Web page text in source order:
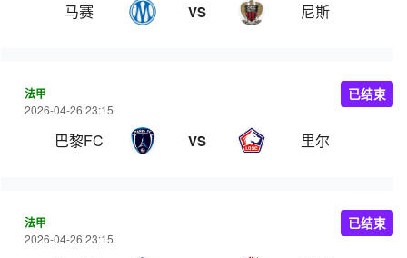
马赛 VS 尼斯
法甲
2026-04-26 23:15
巴黎FC VS 里尔
已结束
法甲
2026-04-26 23:15
已结束